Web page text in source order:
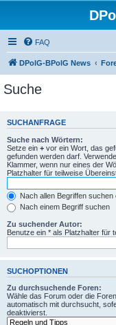
FAQ
DPolG-BPolG News
Suche
SUCHANFRAGE
Suche nach Wörtern:
Setze ein + vor ein Wort, das
gefunden werden darf.
Klammer, wenn nur eines der
Platzhalter für teilweise
Nach allen Begriffen
Nach einem Begriff suchen
Zu suchender Autor:
Benutze ein * als Platzhalter für
SUCHOPTIONEN
Zu durchsuchende Foren:
Wähle das Forum oder die
automatisch mit durchsucht,
deaktivierst.